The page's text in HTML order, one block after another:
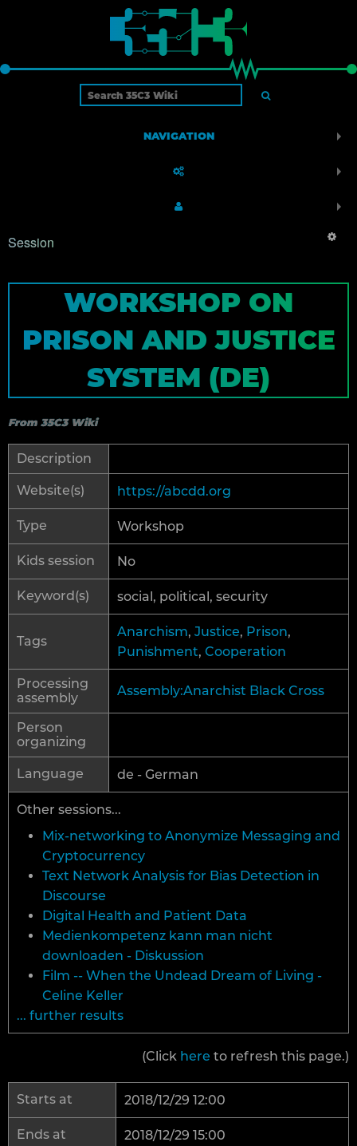
NAVIGATION
Session
WORKSHOP ON
PRISON AND JUSTICE
SYSTEM (DE)
From 35C3 Wiki
Description
Website(s) https://abcdd.org
Type Workshop
Kids session No
Keyword(s) social, political, security
Tags
Anarchism, Justice, Prison,
Punishment, Cooperation
Processing
assembly
Assembly:Anarchist Black Cross
Person
organizing
Language de - German
Other sessions...
Mix-networking to Anonymize Messaging and
Cryptocurrency
Text Network Analysis for Bias Detection in
Discourse
Digital Health and Patient Data
Medienkompetenz kann man nicht
downloaden - Diskussion
Film -- When the Undead Dream of Living -
Celine Keller
... further results
(Click here to refresh this page.)
Starts at 2018/12/29 12:00
Ends at 2018/12/29 15:00